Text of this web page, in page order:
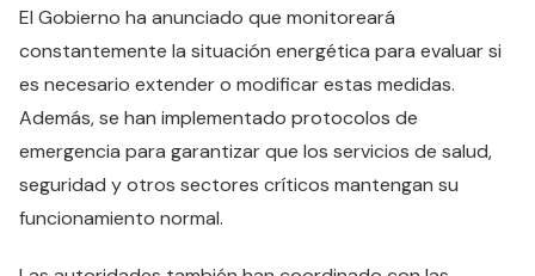
El Gobierno ha anunciado que monitoreará
constantemente la situación energética para evaluar si
es necesario extender o modificar estas medidas.
Además, se han implementado protocolos de
emergencia para garantizar que los servicios de salud,
seguridad y otros sectores críticos mantengan su
funcionamiento normal.